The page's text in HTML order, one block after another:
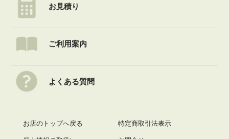
お見積り
ご利用案内
よくある質問
お店のトップへ戻る 特定商取引法表示